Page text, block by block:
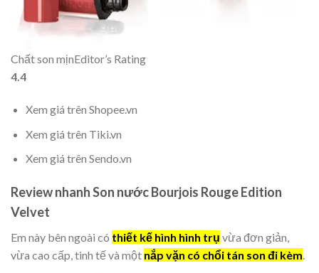
Chất son mịnEditor’s Rating
4.4
Xem giá trên Shopee.vn
Xem giá trên Tiki.vn
Xem giá trên Sendo.vn
Review nhanh Son nước Bourjois Rouge Edition
Velvet
Em này bên ngoài có thiết kế hình hình trụ vừa đơn giản,
vừa cao cấp, tinh tế và một nắp vặn có chổi tán son đi kèm.